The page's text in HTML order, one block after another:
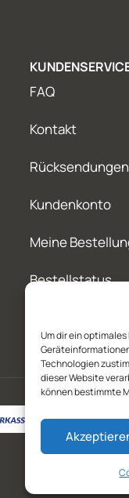
Um dir ein
Technologien
dieser Website
können bestimmte
FAQ
Kontakt
Rücksendungen
Kundenkonto
Meine
Bestellstatus